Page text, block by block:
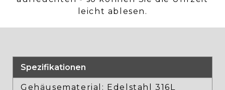
leicht ablesen.
Spezifikationen
Gehäusematerial: Edelstahl 316L